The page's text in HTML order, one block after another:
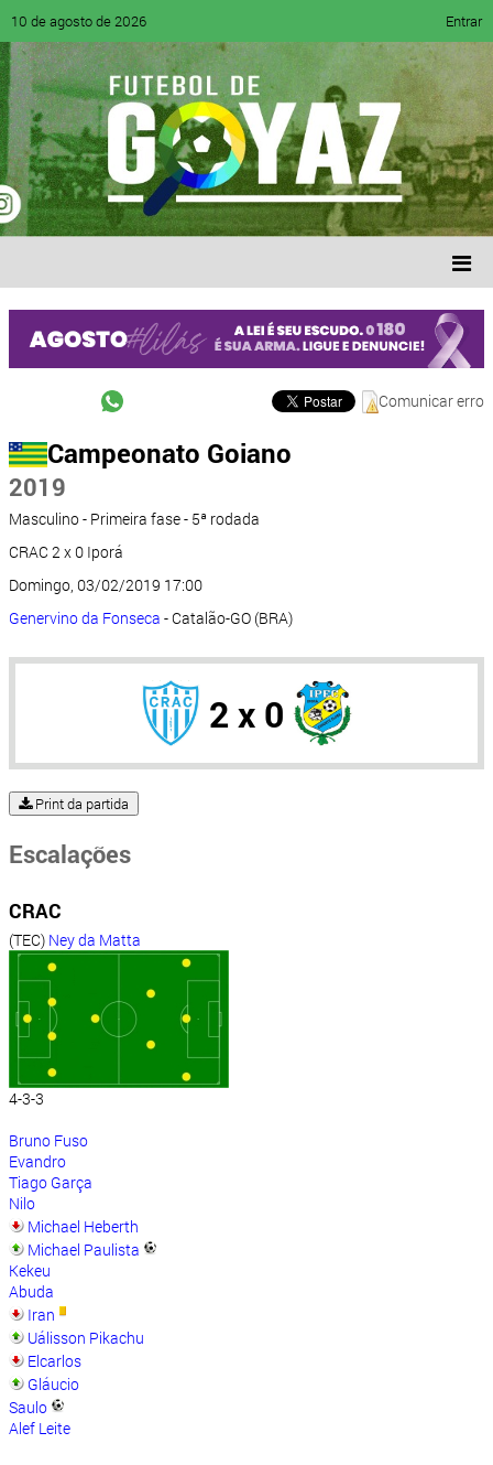
10 de agosto de 2026 Entrar
Comunicar erro
Campeonato Goiano
2019
Masculino - Primeira fase - 5ª rodada
CRAC 2 x 0 Iporá
Domingo, 03/02/2019 17:00
Genervino da Fonseca - Catalão-GO (BRA)
2 x 0
Print da partida
Escalações
CRAC
(TEC) Ney da Matta
4-3-3
Bruno Fuso
Evandro
Tiago Garça
Nilo
Michael Heberth
Michael Paulista
Kekeu
Abuda
Iran
Uálisson Pikachu
Elcarlos
Gláucio
Saulo
Alef Leite